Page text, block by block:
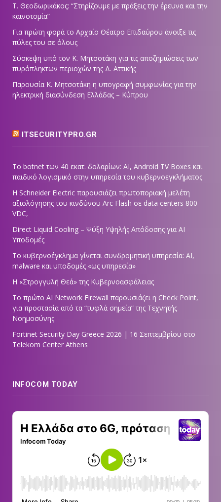
Τ. Θεοδωρικάκος: “Στηρίζουμε με πράξεις την έρευνα και την
καινοτομία”
Για πρώτη φορά το Αρχαίο Θέατρο Επιδαύρου άνοιξε τις
πύλες του σε όλους
Σύσκεψη υπό τον Κ. Μητσοτάκη για τις αποζημιώσεις των
πυρόπληκτων περιοχών της Δ. Αττικής
Παρουσία Κ. Μητσοτάκη η υπογραφή συμφωνίας για την
ηλεκτρική διασύνδεση Ελλάδας – Κύπρου
ITSECURITYPRO.GR
Το botnet των 40 εκατ. δολαρίων: AI, Android TV Boxes και
παιδικό λογισμικό στην υπηρεσία του κυβερνοεγκλήματος
Η Schneider Electric παρουσιάζει πρωτοποριακή μελέτη
αξιολόγησης του κινδύνου Arc Flash σε data centers 800
VDC,
Direct Liquid Cooling – Ψύξη Υψηλής Απόδοσης για AI
Υποδομές
Το κυβερνοέγκλημα γίνεται συνδρομητική υπηρεσία: AI,
malware και υποδομές «ως υπηρεσία»
Η «Στρογγυλή Θεά» της Κυβερνοασφάλειας
Tο πρώτο AI Network Firewall παρουσιάζει η Check Point,
για προστασία από τα “τυφλά σημεία” της Τεχνητής
Νοημοσύνης
Fortinet Security Day Greece 2026 | 16 Σεπτεμβρίου στο
Telekom Center Athens
INFOCOM TODAY